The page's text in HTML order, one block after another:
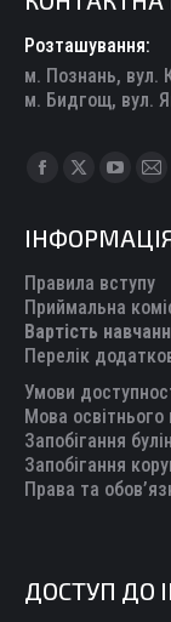
Розташування:
м. Познань, вул.
м. Бидгощ, вул.
Find us on:
Facebook
opens
in
new
window
X
opens
in
new
window
YouTube
opens
in
new
Mail
in
Правила вступу
Приймальна
Вартість
Перелік
Умови
Мова освітнього
Запобігання
Запобігання
Права та
ДОСТУП ДО